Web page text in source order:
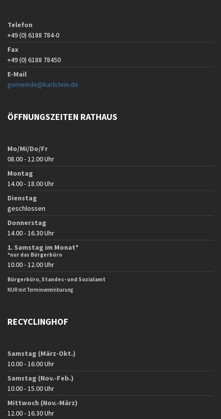
Telefon
+49 (0) 6188 784-0
Fax
+49 (0) 6188 78450
E-Mail
gemeinde@karlstein.de
ÖFFNUNGSZEITEN RATHAUS
Mo/Mi/Do/Fr
08.00 - 12.00 Uhr
Montag
14.00 - 18.00 Uhr
Dienstag
geschlossen
Donnerstag
14.00 - 16.30 Uhr
1. Samstag im Monat*
*nur das Bürgerbüro
10.00 - 12.00 Uhr
Bürgerbüro, Standes- und Sozialamt
NUR mit Terminvereinbarung
RECYCLINGHOF
Samstag (März-Okt.)
10.00 - 16.00 Uhr
Samstag (Nov.-Feb.)
10.00 - 15.00 Uhr
Mittwoch (Nov.-März)
12.00 - 16.30 Uhr